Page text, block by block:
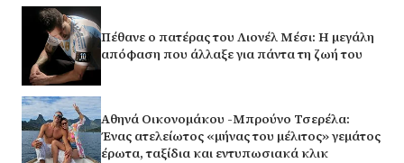
Πέθανε ο πατέρας του Λιονέλ Μέσι: Η μεγάλη
απόφαση που άλλαξε για πάντα τη ζωή του
Αθηνά Οικονομάκου -Μπρούνο Τσερέλα:
Ένας ατελείωτος «μήνας του μέλιτος» γεμάτος
έρωτα, ταξίδια και εντυπωσιακά κλικ